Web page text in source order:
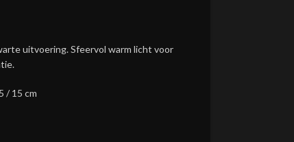
uitvoering. Sfeervol warm licht voor
/ 15 cm